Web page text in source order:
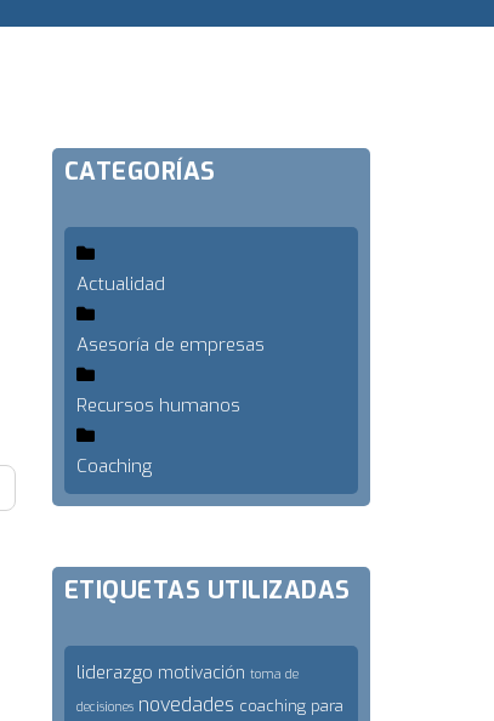
CATEGORÍAS
Actualidad
Asesoría de empresas
Recursos humanos
Coaching
ETIQUETAS UTILIZADAS
liderazgo motivación toma de
decisiones novedades coaching para